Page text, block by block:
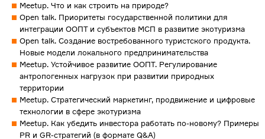
Meetup. Что и как строить на природе?
Open talk. Приоритеты государственной политики для
интеграции ООПТ и субъектов МСП в развитие экотуризма
Open talk. Создание востребованного туристского продукта.
Новые модели локального предпринимательства
Meetup. Устойчивое развитие ООПТ. Регулирование
антропогенных нагрузок при развитии природных
территории
Meetup. Стратегический маркетинг, продвижение и цифровые
технологии в сфере экотуризма
Meetup. Как убедить инвестора работать по-новому? Примеры
PR и GR-стратегий (в формате Q&A)